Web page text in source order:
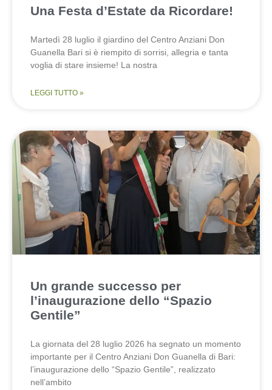
Una Festa d’Estate da Ricordare!
Martedì 28 luglio il giardino del Centro Anziani Don
Guanella Bari si è riempito di sorrisi, allegria e tanta
voglia di stare insieme! La nostra
LEGGI TUTTO »
Un grande successo per
l’inaugurazione dello “Spazio
Gentile”
La giornata del 28 luglio 2026 ha segnato un momento
importante per il Centro Anziani Don Guanella di Bari:
l’inaugurazione dello “Spazio Gentile”, realizzato
nell’ambito